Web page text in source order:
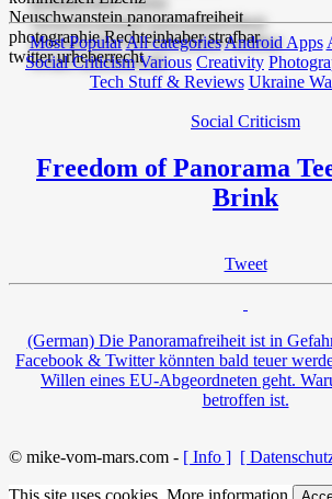
Most PopularAll categoriesAndroid Apps
Social Criticism Various Creativity
Tech Stuff & Reviews Ukraine
Social Criticism
Freedom of Panorama
Brink
Tweet
(German) Die Panoramafreiheit ist in
Facebook & Twitter könnten bald teuer
Willen eines EU-Abgeordneten geht.
betroffen ist.
© mike-vom-mars.com - [ Info ] [
This site uses cookies. More information